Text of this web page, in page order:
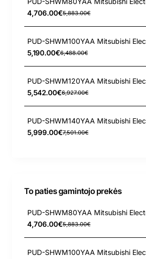
4,706.00€5,883.00€
5,190.00€6,488.00€
5,542.00€6,927.00€
5,999.00€7,501.00€
To paties gamintojo prekės
4,706.00€5,883.00€